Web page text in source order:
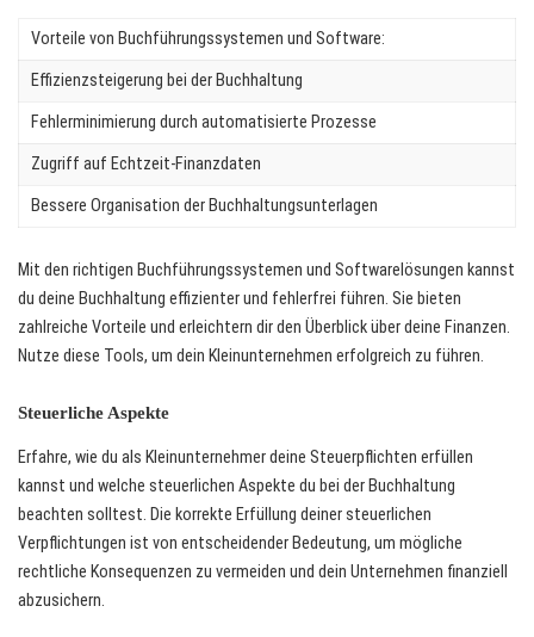
Vorteile von Buchführungssystemen und Software:
Effizienzsteigerung bei der Buchhaltung
Fehlerminimierung durch automatisierte Prozesse
Zugriff auf Echtzeit-Finanzdaten
Bessere Organisation der Buchhaltungsunterlagen
Mit den richtigen Buchführungssystemen und Softwarelösungen kannst
du deine Buchhaltung effizienter und fehlerfrei führen. Sie bieten
zahlreiche Vorteile und erleichtern dir den Überblick über deine Finanzen.
Nutze diese Tools, um dein Kleinunternehmen erfolgreich zu führen.
Steuerliche Aspekte
Erfahre, wie du als Kleinunternehmer deine Steuerpflichten erfüllen
kannst und welche steuerlichen Aspekte du bei der Buchhaltung
beachten solltest. Die korrekte Erfüllung deiner steuerlichen
Verpflichtungen ist von entscheidender Bedeutung, um mögliche
rechtliche Konsequenzen zu vermeiden und dein Unternehmen finanziell
abzusichern.